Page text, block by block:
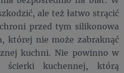
ale też łatwo strącić
przed tym silikonowa
której nie może zabraknąć
kuchni. Nie powinno w
ścierki kuchennej, którą